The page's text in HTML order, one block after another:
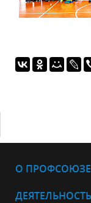
О ПРОФСОЮЗЕ
ДЕЯТЕЛЬНОСТЬ